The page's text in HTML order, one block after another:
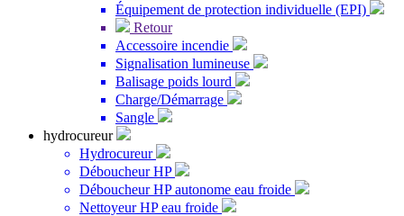
Équipement de protection individuelle (EPI)
Retour
Accessoire incendie
Signalisation lumineuse
Balisage poids lourd
Charge/Démarrage
Sangle
hydrocureur
Hydrocureur
Déboucheur HP
Déboucheur HP autonome eau froide
Nettoyeur HP eau froide